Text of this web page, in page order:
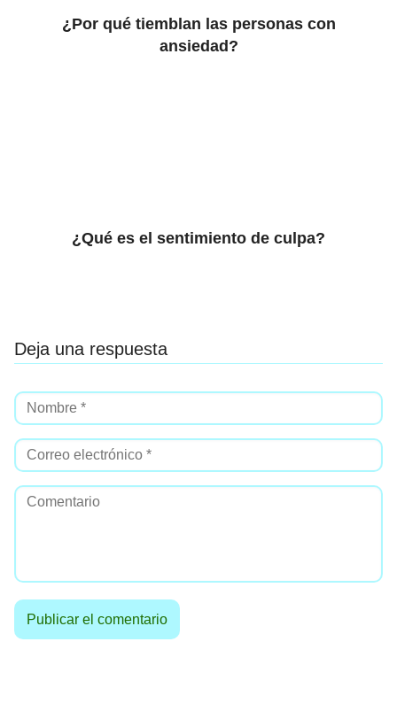
¿Por qué tiemblan las personas con
ansiedad?
¿Qué es el sentimiento de culpa?
Deja una respuesta